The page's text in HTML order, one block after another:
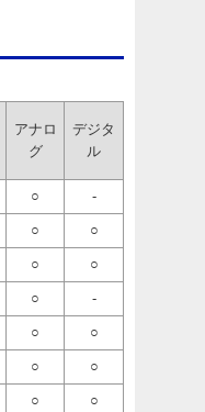
アナロ
グ
デジタ
ル
○ -
○ ○
○ ○
○ -
○ ○
○ ○
○ ○